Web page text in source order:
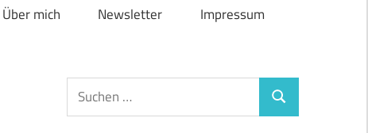
Über mich Newsletter Impressum
Suchen
nach:
Suchen